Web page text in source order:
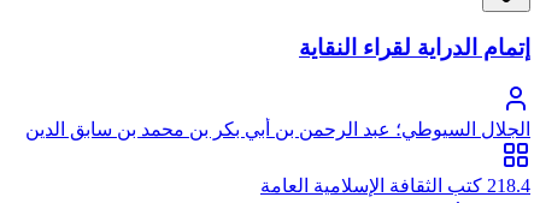
إتمام الدراية لقراء النقاية
الجلال السيوطي؛ عبد الرحمن بن أبي بكر بن محمد بن سابق الدين
الخضيري السيوطي، جلال الدين
218.4 كتب الثقافة الإسلامية العامة